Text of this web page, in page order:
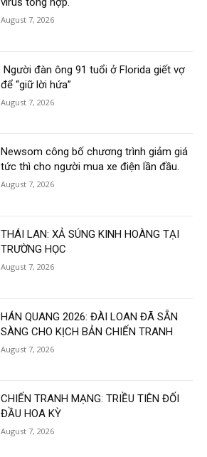
August 7, 2026
Người đàn ông 91 tuổi ở Florida giết vợ
để “giữ lời hứa”
August 7, 2026
Newsom công bố chương trình giảm giá
tức thì cho người mua xe điện lần đầu.
August 7, 2026
THÁI LAN: XẢ SÚNG KINH HOÀNG TẠI
TRƯỜNG HỌC
August 7, 2026
HÁN QUANG 2026: ĐÀI LOAN ĐÃ SẴN
SÀNG CHO KỊCH BẢN CHIẾN TRANH
August 7, 2026
CHIẾN TRANH MẠNG: TRIỀU TIÊN ĐỐI
ĐẦU HOA KỲ
August 7, 2026